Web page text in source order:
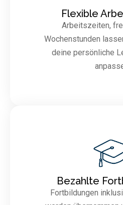
Flexible
Arbeitszeiten,
Wochenstunden
deine persönliche
Bezahlte
Fortbildungen